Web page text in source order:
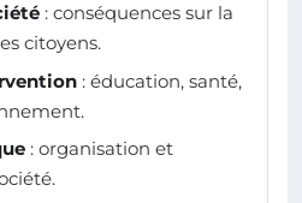
: conséquences sur la
citoyens.
: éducation, santé,
: organisation et